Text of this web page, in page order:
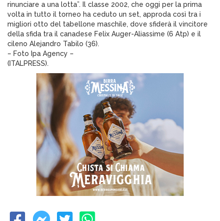
rinunciare a una lotta”. Il classe 2002, che oggi per la prima
volta in tutto il torneo ha ceduto un set, approda così tra i
migliori otto del tabellone maschile, dove sfiderà il vincitore
della sfida tra il canadese Felix Auger-Aliassime (6 Atp) e il
cileno Alejandro Tabilo (36).
– Foto Ipa Agency –
(ITALPRESS).